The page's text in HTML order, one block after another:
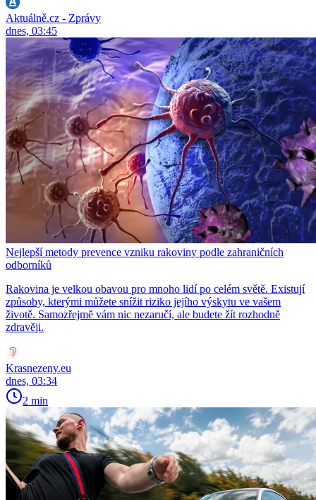
Aktuálně.cz - Zprávy
dnes, 03:45
Nejlepší metody prevence vzniku rakoviny podle zahraničních
odborníků
Rakovina je velkou obavou pro mnoho lidí po celém světě. Existují
způsoby, kterými můžete snížit riziko jejího výskytu ve vašem
životě. Samozřejmě vám nic nezaručí, ale budete žít rozhodně
zdravěji.
Krasnezeny.eu
dnes, 03:34
2 min